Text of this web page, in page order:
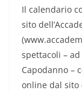
Il calendario
sito
spettacoli –
Capodanno –
online dal sito